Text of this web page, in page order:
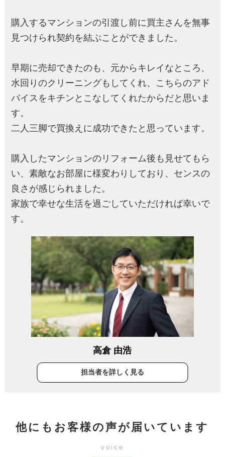
購入するマンションの引渡し前に買主さんを無事
見つけられ契約を結ぶことができました。
早期に売却できたのも、元からキレイなところ、
水回りのクリーニングもしてくれ、こちらのアド
バイスをキチンとこなしてくれたからだと思いま
す。
二人三脚で買換えに成功できたと思っています。
購入したマンションのリフォーム後も見せてもら
い、素敵なお部屋に様変わりしており、センスの
良さが感じられました。
家族で幸せな生活を過ごしていただければ幸いで
す。
高倉 由浩
担当者を詳しく見る
他にもお客様の声が届いています
voice